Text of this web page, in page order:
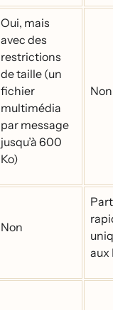
Oui, mais
avec des
restrictions
de taille (un
fichier
multimédia
par message
jusqu’à 600
Ko)
Non
Non
aux